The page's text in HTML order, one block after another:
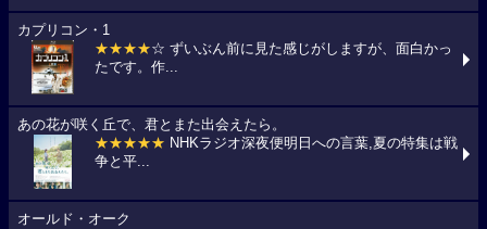
カプリコン・1
★★★★☆ ずいぶん前に見た感じがしますが、面白かっ
たです。作...
あの花が咲く丘で、君とまた出会えたら。
★★★★★ NHKラジオ深夜便明日への言葉,夏の特集は戦
争と平...
オールド・オーク